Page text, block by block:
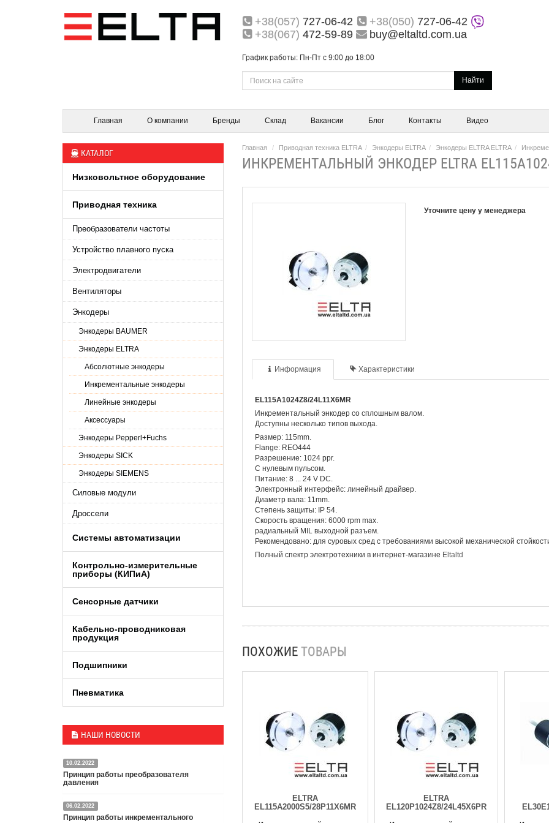
+38(057) 727-06-42 +38(050) 727-06-42
+38(067) 472-59-89 buy@eltaltd.com.ua
График работы: Пн-Пт с 9:00 до 18:00
Найти
Главная О компании Бренды Склад Вакансии Блог Контакты Видео
КАТАЛОГ
Низковольтное оборудование
Приводная техника
Преобразователи частоты
Устройство плавного пуска
Электродвигатели
Вентиляторы
Энкодеры
Энкодеры BAUMER
Энкодеры ELTRA
Абсолютные энкодеры
Инкрементальные энкодеры
Линейные энкодеры
Аксессуары
Энкодеры Pepperl+Fuchs
Энкодеры SICK
Энкодеры SIEMENS
Силовые модули
Дроссели
Системы автоматизации
Контрольно-измерительные
приборы (КИПиA)
Сенсорные датчики
Кабельно-проводниковая
продукция
Подшипники
Пневматика
НАШИ НОВОСТИ
10.02.2022
Принцип работы преобразователя
давления
Датчик или преобразователь давления — это
специальное устройство, преобразующее
06.02.2022
Принцип работы инкрементального
Главная Приводная техника ELTRA Энкодеры ELTRA Энкодеры ELTRA ELTRA
ИНКРЕМЕНТАЛЬНЫЙ ЭНКОДЕР ELTRA
Уточните цену у менеджера
Информация Характеристики
EL115A1024Z8/24L11X6MR
Инкрементальный энкодер со сплошным валом.
Доступны несколько типов выхода.
Размер: 115mm.
Flange: REO444
Разрешение: 1024 ppr.
С нулевым пульсом.
Питание: 8 ... 24 V DC.
Электронный интерфейс: линейный драйвер.
Диаметр вала: 11mm.
Степень защиты: IP 54.
Скорость вращения: 6000 rpm max.
радиальный MIL выходной разъем.
Рекомендовано: для суровых сред с требованиями высокой механической
Полный спектр электротехники в интернет-магазине Eltaltd
ПОХОЖИЕ ТОВАРЫ
ELTRA
EL115A2000S5/28P11X6MR
ELTRA
EL120P1024Z8/24L45X6PR